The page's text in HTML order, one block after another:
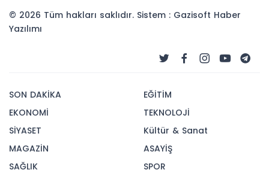
© 2026 Tüm hakları saklıdır. Sistem : Gazisoft Haber
Yazılımı
SON DAKİKA
EKONOMİ
SİYASET
MAGAZİN
SAĞLIK
EĞİTİM
TEKNOLOJİ
Kültür & Sanat
ASAYİŞ
SPOR